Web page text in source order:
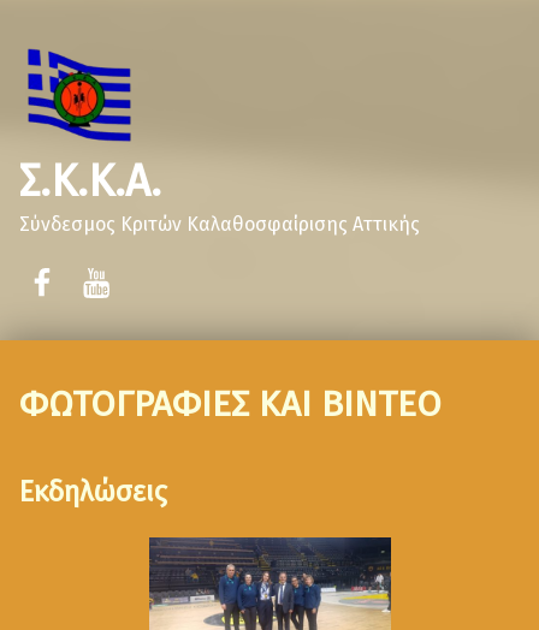
Σ.Κ.Κ.Α.
Σύνδεσμος Κριτών Καλαθοσφαίρισης Αττικής
ΦΩΤΟΓΡΑΦΙΕΣ ΚΑΙ ΒΙΝΤΕΟ
Εκδηλώσεις